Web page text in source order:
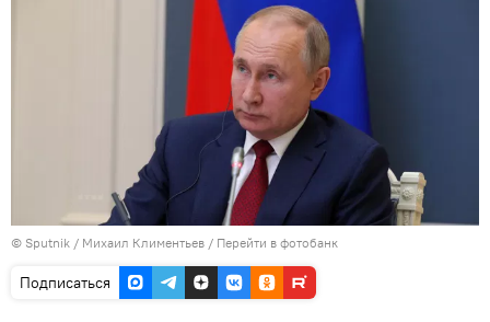
© Sputnik / Михаил Климентьев / Перейти в фотобанк
Подписаться